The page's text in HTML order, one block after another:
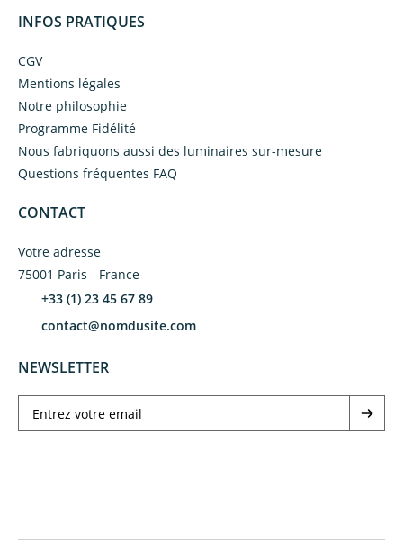
INFOS PRATIQUES
CGV
Mentions légales
Notre philosophie
Programme Fidélité
Nous fabriquons aussi des luminaires sur-mesure
Questions fréquentes FAQ
CONTACT
Votre adresse
75001 Paris - France
+33 (1) 23 45 67 89
contact@nomdusite.com
NEWSLETTER